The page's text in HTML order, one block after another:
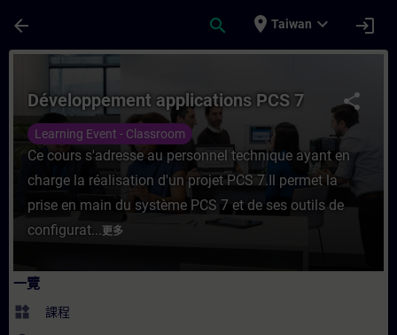
arrow_back search place Taiwan expand_more login
課程 - Développement applications PCS
share
Développement applications PCS 7
Learning Event - Classroom
Ce cours s'adresse au personnel technique ayant en
charge la réalisation d'un projet PCS 7.Il permet la
prise en main du système PCS 7 et de ses outils de
configurat...更多
一覽
widgets 課程